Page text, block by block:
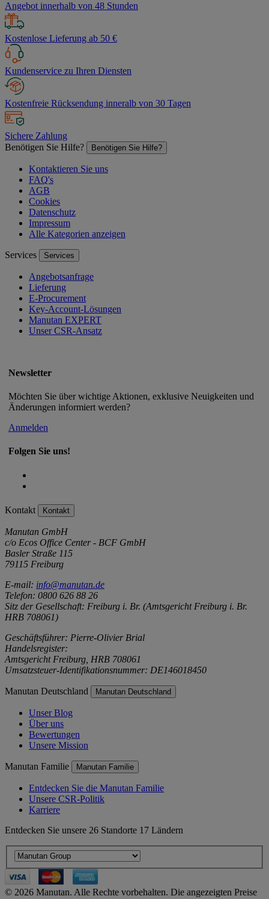
Angebot innerhalb von 48 Stunden
Kostenlose Lieferung ab 50 €
Kundenservice zu Ihren Diensten
Kostenfreie Rücksendung inneralb von 30 Tagen
Sichere Zahlung
Benötigen Sie Hilfe?
Benötigen Sie Hilfe?
Kontaktieren Sie uns
FAQ's
AGB
Cookies
Datenschutz
Impressum
Alle Kategorien anzeigen
Services Services
Angebotsanfrage
Lieferung
E-Procurement
Key-Account-Lösungen
Manutan EXPERT
Unser CSR-Ansatz
Newsletter
Möchten Sie über wichtige Aktionen, exklusive Neuigkeiten und
Änderungen informiert werden?
Anmelden
Folgen Sie uns!
Kontakt Kontakt
Manutan GmbH
c/o Ecos Office Center - BCF GmbH
Basler Straße 115
79115 Freiburg
E-mail: info@manutan.de
Telefon: 0800 626 88 26
Sitz der Gesellschaft: Freiburg i. Br. (Amtsgericht Freiburg i. Br.
HRB 708061)
Geschäftsführer: Pierre-Olivier Brial
Handelsregister:
Amtsgericht Freiburg, HRB 708061
Umsatzsteuer-Identifikationsnummer: DE146018450
Manutan Deutschland Manutan Deutschland
Unser Blog
Über uns
Bewertungen
Unsere Mission
Manutan Familie Manutan Familie
Entdecken Sie die Manutan Familie
Unsere CSR-Politik
Karriere
Entdecken Sie unsere 26 Standorte 17 Ländern
© 2026 Manutan. Alle Rechte vorbehalten. Die angezeigten Preise